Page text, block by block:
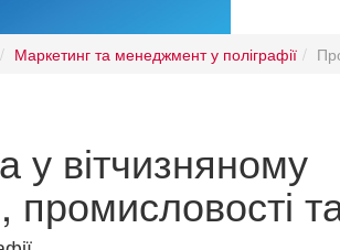
Маркетинг та менеджмент у поліграфії
у вітчизняному